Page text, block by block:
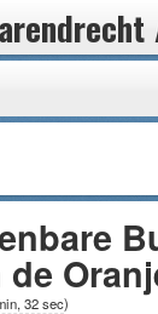
arendrecht
32 sec)